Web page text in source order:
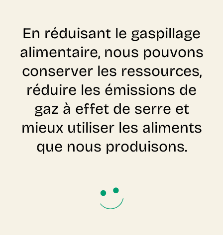
En réduisant le gaspillage
alimentaire, nous pouvons
conserver les ressources,
réduire les émissions de
gaz à effet de serre et
mieux utiliser les aliments
que nous produisons.